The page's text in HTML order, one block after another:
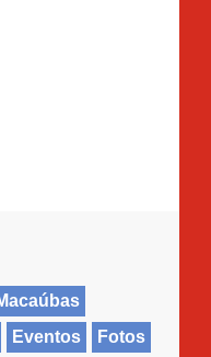
Eventos
Fotos